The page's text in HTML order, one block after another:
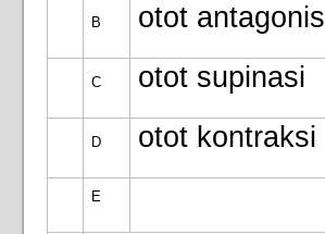
B otot antagonis
C otot supinasi
D otot kontraksi
E